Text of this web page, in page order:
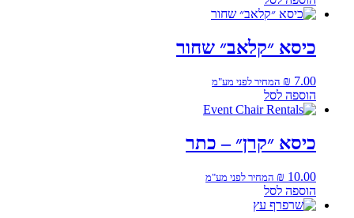
כיסא ״קלאב״ שחור
₪ 7.00 המחיר לפני מע"מ
הוספה לסל
כיסא ״קרן״ – כתר
₪ 10.00 המחיר לפני מע"מ
הוספה לסל